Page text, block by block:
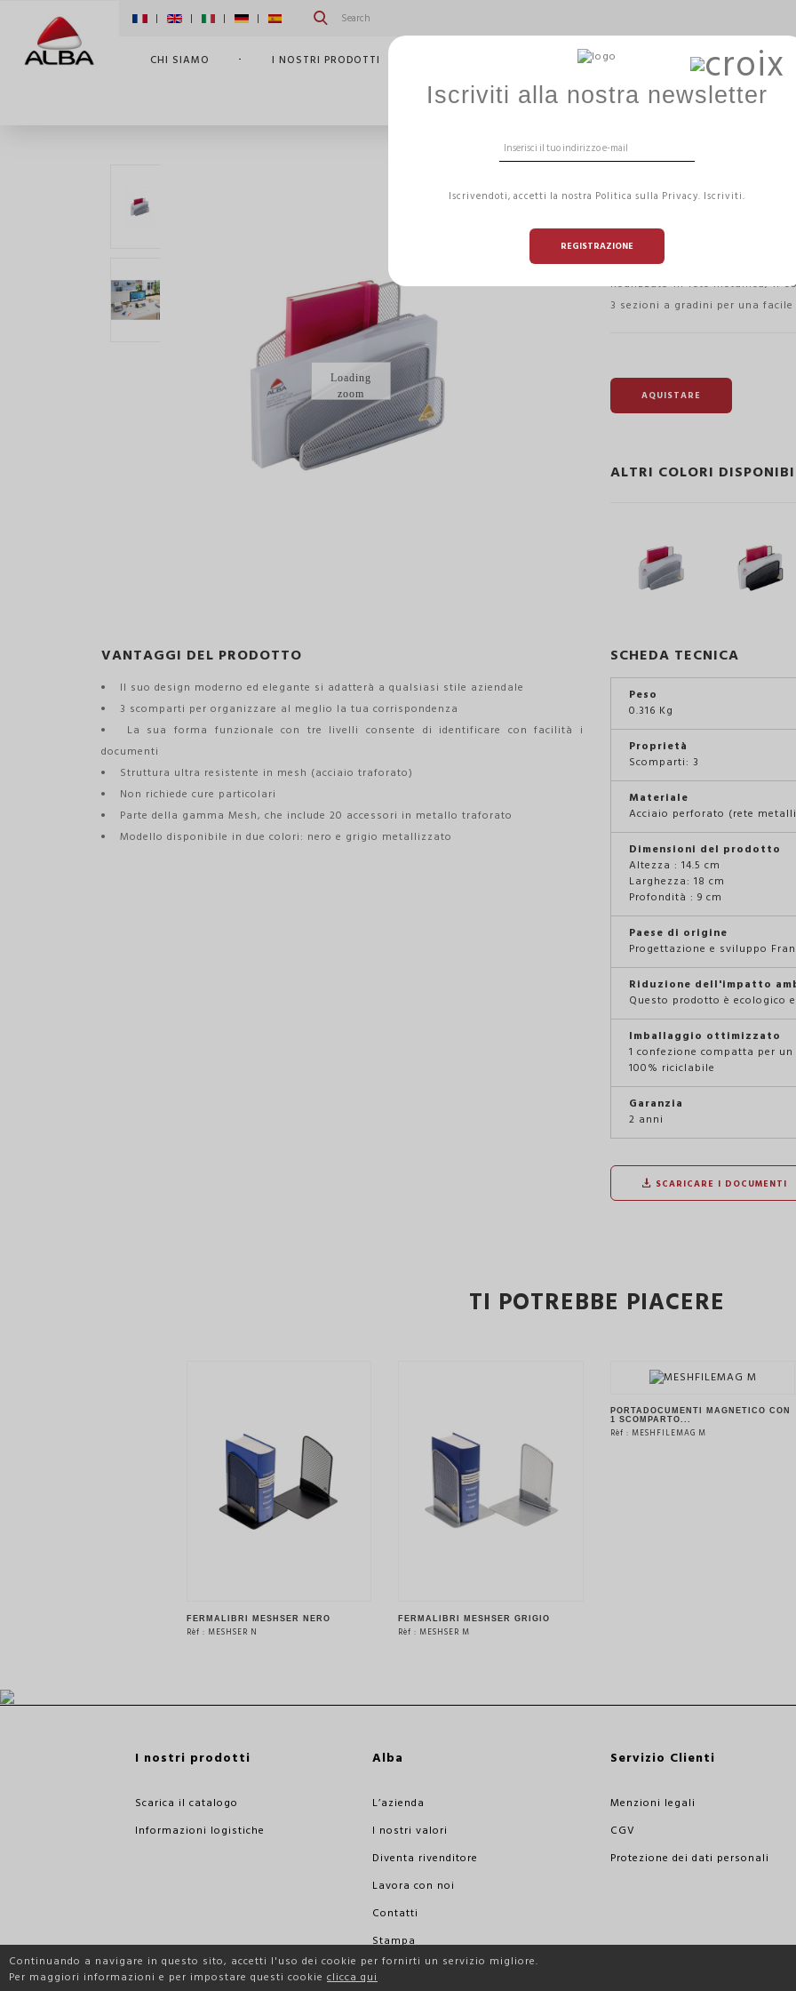
| | | |
CHI SIAMO I NOSTRI PRODOTTI GAMME HIZÏA ARREDAMENTO
ACCESSORI E PORTADOCUMENTI PORTA LETTERE CON 3 SCOMPARTI MESHLETTER GRIGIO
Loading
zoom
PORTA
SCOMPARTI
Riferimento :
Realizzato in rete metallica, il
3 sezioni a gradini per una
AQUISTARE
ALTRI COLORI
VANTAGGI DEL PRODOTTO
Il suo design moderno ed elegante si adatterà a qualsiasi stile aziendale
3 scomparti per organizzare al meglio la tua corrispondenza
La sua forma funzionale con tre livelli consente di identificare con facilità i
documenti
Struttura ultra resistente in mesh (acciaio traforato)
Non richiede cure particolari
Parte della gamma Mesh, che include 20 accessori in metallo traforato
Modello disponibile in due colori: nero e grigio metallizzato
SCHEDA TECNICA
Peso
0.316 Kg
Proprietà
Scomparti: 3
Materiale
Acciaio perforato (rete
Dimensioni del prodotto
Altezza : 14.5 cm
Larghezza: 18 cm
Profondità : 9 cm
Paese di origine
Progettazione e sviluppo
Riduzione dell'impatto
Questo prodotto è ecologico
Imballaggio ottimizzato
1 confezione compatta per
100% riciclabile
Garanzia
2 anni
SCARICARE I DOCUMENTI
TI POTREBBE PIACERE
VEDERE IL PRODOTTO
FERMALIBRI MESHSER NERO
Rèf : MESHSER N
VEDERE IL PRODOTTO
FERMALIBRI MESHSER GRIGIO
Rèf : MESHSER M
PORTADOCUMENTI MAGNETICO CON
1 SCOMPARTO...
Rèf : MESHFILEMAG M
I nostri prodotti
Scarica il catalogo
Informazioni logistiche
Alba
L’azienda
I nostri valori
Diventa rivenditore
Lavora con noi
Contatti
Stampa
Professionisti
Servizio Clienti
Menzioni legali
CGV
Protezione dei dati personali
Iscriviti alla nostra newsletter
Iscrivendoti, accetti la nostra Politica sulla Privacy. Iscriviti.
REGISTRAZIONE
Continuando a navigare in questo sito, accetti l'uso dei cookie per fornirti un servizio migliore.
Per maggiori informazioni e per impostare questi cookie clicca qui